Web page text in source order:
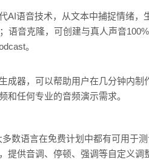
AI语音技术，从文本中捕捉情绪
语音克隆，可创建与真人声音
。
成器，可以帮助用户在几分钟内
和任何专业的音频演示需求。
数语言在免费计划中都有可用于
提供音调、停顿、强调等自定义